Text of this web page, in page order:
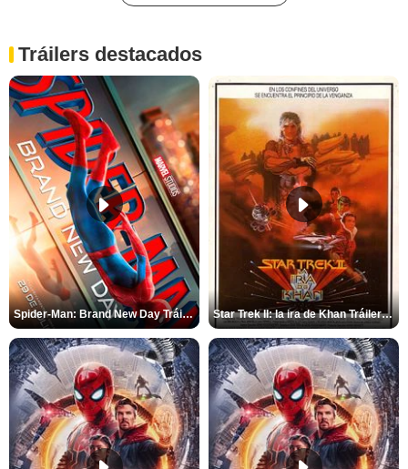
Tráilers destacados
Spider-Man: Brand New Day Tráiler (3) Star Trek II: la ira de Khan Tráiler VO